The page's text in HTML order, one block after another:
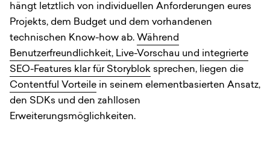
hängt letztlich von individuellen Anforderungen eures
Projekts, dem Budget und dem vorhandenen
technischen Know-how ab. Während
Benutzerfreundlichkeit, Live-Vorschau und integrierte
SEO-Features klar für Storyblok sprechen, liegen die
Contentful Vorteile in seinem elementbasierten Ansatz,
den SDKs und den zahllosen
Erweiterungsmöglichkeiten.